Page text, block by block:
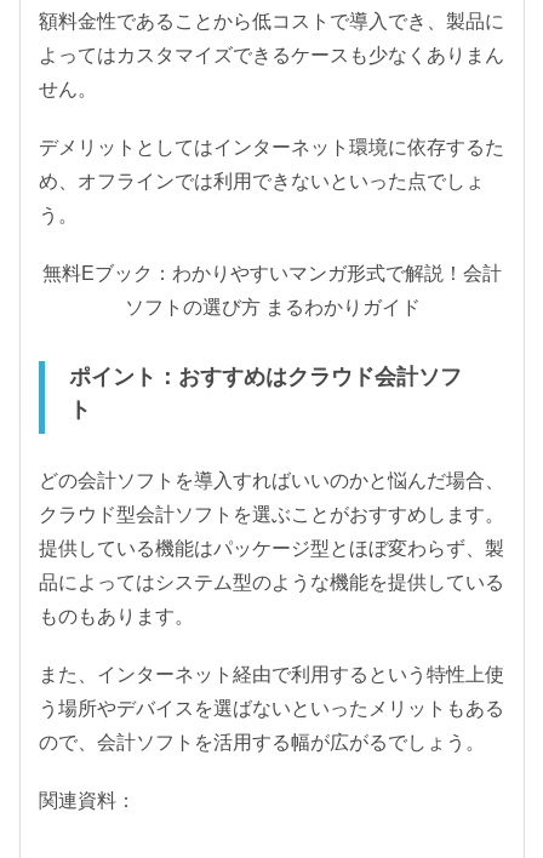
額料金性であることから低コストで導入でき、製品に
よってはカスタマイズできるケースも少なくありまん
せん。
デメリットとしてはインターネット環境に依存するた
め、オフラインでは利用できないといった点でしょ
う。
無料Eブック：わかりやすいマンガ形式で解説！会計
ソフトの選び方 まるわかりガイド
ポイント：おすすめはクラウド会計ソフ
ト
どの会計ソフトを導入すればいいのかと悩んだ場合、
クラウド型会計ソフトを選ぶことがおすすめします。
提供している機能はパッケージ型とほぼ変わらず、製
品によってはシステム型のような機能を提供している
ものもあります。
また、インターネット経由で利用するという特性上使
う場所やデバイスを選ばないといったメリットもある
ので、会計ソフトを活用する幅が広がるでしょう。
関連資料：